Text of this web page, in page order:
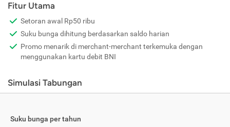
Fitur Utama
Setoran awal Rp50 ribu
Suku bunga dihitung berdasarkan saldo harian
Promo menarik di merchant-merchant terkemuka dengan
menggunakan kartu debit BNI
Simulasi Tabungan
Suku bunga per tahun